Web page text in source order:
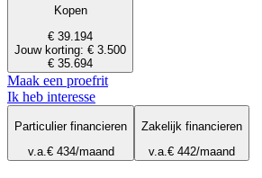
Kopen
€ 39.194
Jouw korting: € 3.500
€ 35.694
Maak een proefrit
Ik heb interesse
Particulier financieren
v.a.€ 434/maand
Zakelijk financieren
v.a.€ 442/maand